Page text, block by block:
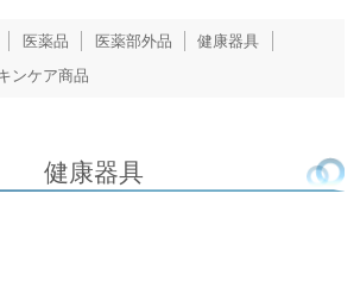
医薬品 医薬部外品
健康器具
ンケア商品
健康器具